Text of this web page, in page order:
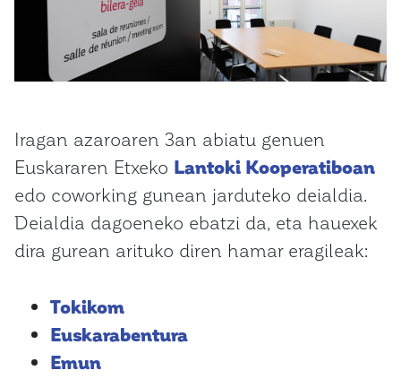
Iragan azaroaren 3an abiatu genuen
Euskararen Etxeko Lantoki Kooperatiboan
edo coworking gunean jarduteko deialdia.
Deialdia dagoeneko ebatzi da, eta hauexek
dira gurean arituko diren hamar eragileak:
Tokikom
Euskarabentura
Emun